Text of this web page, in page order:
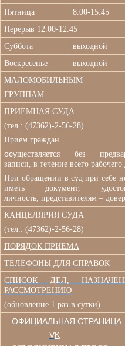
Пятница
8.00-15.45
Перерыв 12.00-12.45
Суббота
выходной
Воскресенье
выходной
МАЛОМОБИЛЬНЫМ
ГРУППАМ
ПРИЕМНАЯ СУДА
(тел.: (47362)-2-56-28)
Прием граждан
осуществляется без п
записи, в течение всего рабочего
При обращении в суд при себе
иметь документ,
личность, представителям –
КАНЦЕЛЯРИЯ СУДА
(тел.: (47362)-2-56-28)
ПОРЯДОК ПРИЕМА
ТЕЛЕФОНЫ ДЛЯ СПРАВОК
СПИСОК ДЕЛ,
РАССМОТРЕНИЮ
(обновление 1 раз в сутки)
ОФИЦИАЛЬНАЯ СТРАНИЦА
VK